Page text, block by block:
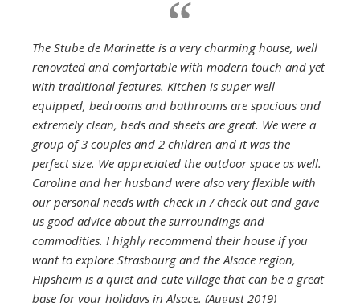
The Stube de Marinette is a very charming house, well
renovated and comfortable with modern touch and yet
with traditional features. Kitchen is super well
equipped, bedrooms and bathrooms are spacious and
extremely clean, beds and sheets are great. We were a
group of 3 couples and 2 children and it was the
perfect size. We appreciated the outdoor space as well.
Caroline and her husband were also very flexible with
our personal needs with check in / check out and gave
us good advice about the surroundings and
commodities. I highly recommend their house if you
want to explore Strasbourg and the Alsace region,
Hipsheim is a quiet and cute village that can be a great
base for your holidays in Alsace. (August 2019)